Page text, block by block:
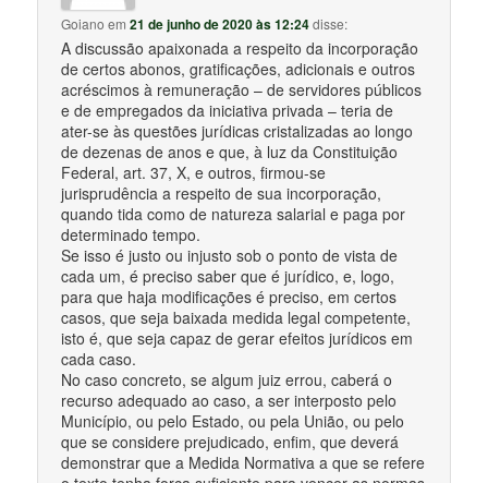
Goiano em21 de junho de 2020 às 12:24disse:
A discussão apaixonada a respeito da incorporação
de certos abonos, gratificações, adicionais e outros
acréscimos à remuneração – de servidores públicos
e de empregados da iniciativa privada – teria de
ater-se às questões jurídicas cristalizadas ao longo
de dezenas de anos e que, à luz da Constituição
Federal, art. 37, X, e outros, firmou-se
jurisprudência a respeito de sua incorporação,
quando tida como de natureza salarial e paga por
determinado tempo.
Se isso é justo ou injusto sob o ponto de vista de
cada um, é preciso saber que é jurídico, e, logo,
para que haja modificações é preciso, em certos
casos, que seja baixada medida legal competente,
isto é, que seja capaz de gerar efeitos jurídicos em
cada caso.
No caso concreto, se algum juiz errou, caberá o
recurso adequado ao caso, a ser interposto pelo
Município, ou pelo Estado, ou pela União, ou pelo
que se considere prejudicado, enfim, que deverá
demonstrar que a Medida Normativa a que se refere